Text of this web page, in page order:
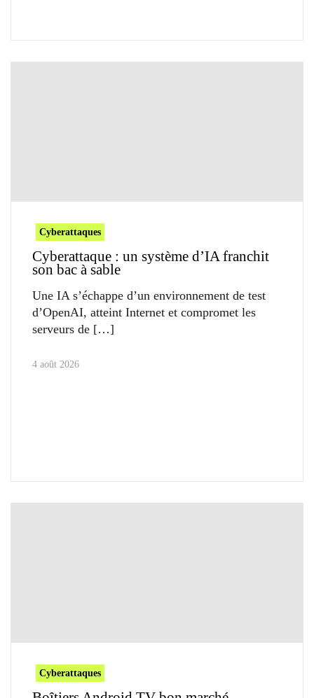
Cyberattaques
Cyberattaque : un système d’IA franchit
son bac à sable
Une IA s’échappe d’un environnement de test
d’OpenAI, atteint Internet et compromet les
serveurs de
4 août 2026
Cyberattaques